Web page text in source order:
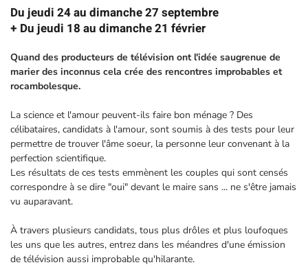
Du jeudi 24 au dimanche 27 septembre
+ Du jeudi 18 au dimanche 21 février
Quand des producteurs de télévision ont l'idée saugrenue de
marier des inconnus cela crée des rencontres improbables et
rocambolesque.
La science et l'amour peuvent-ils faire bon ménage ? Des
célibataires, candidats à l'amour, sont soumis à des tests pour leur
permettre de trouver l'âme soeur, la personne leur convenant à la
perfection scientifique.
Les résultats de ces tests emmènent les couples qui sont censés
correspondre à se dire "oui" devant le maire sans ... ne s'être jamais
vu auparavant.
À travers plusieurs candidats, tous plus drôles et plus loufoques
les uns que les autres, entrez dans les méandres d'une émission
de télévision aussi improbable qu'hilarante.